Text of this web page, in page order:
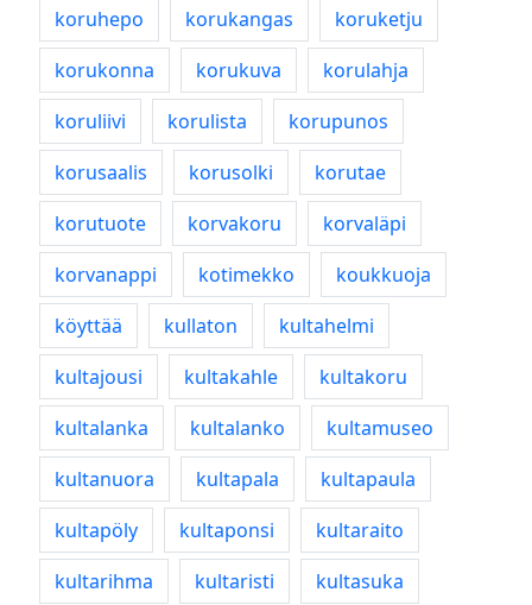
koruhepo
korukangas
koruketju
korukonna
korukuva
korulahja
koruliivi
korulista
korupunos
korusaalis
korusolki
korutae
korutuote
korvakoru
korvaläpi
korvanappi
kotimekko
koukkuoja
köyttää
kullaton
kultahelmi
kultajousi
kultakahle
kultakoru
kultalanka
kultalanko
kultamuseo
kultanuora
kultapala
kultapaula
kultapöly
kultaponsi
kultaraito
kultarihma
kultaristi
kultasuka